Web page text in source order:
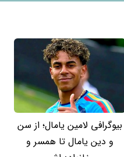
بیوگرافی لامین یامال؛ از سن
و دین یامال تا همسر و